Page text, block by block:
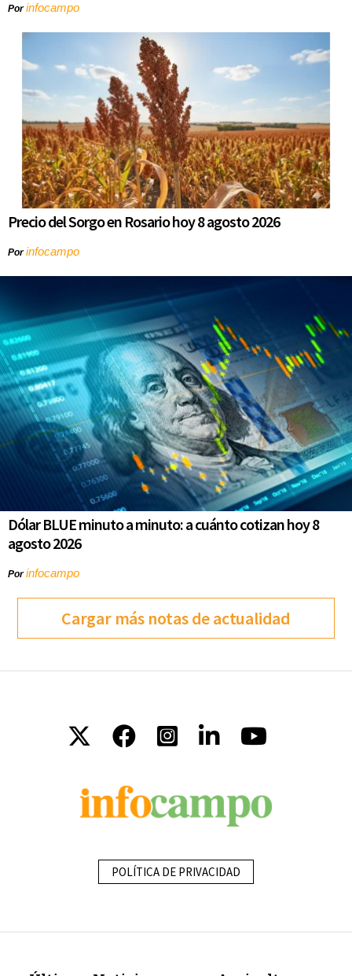
Porinfocampo
Precio del Sorgo en Rosario hoy 8 agosto 2026
Porinfocampo
Dólar BLUE minuto a minuto: a cuánto cotizan hoy 8
agosto 2026
Porinfocampo
Cargar más notas de actualidad
POLÍTICA DE PRIVACIDAD